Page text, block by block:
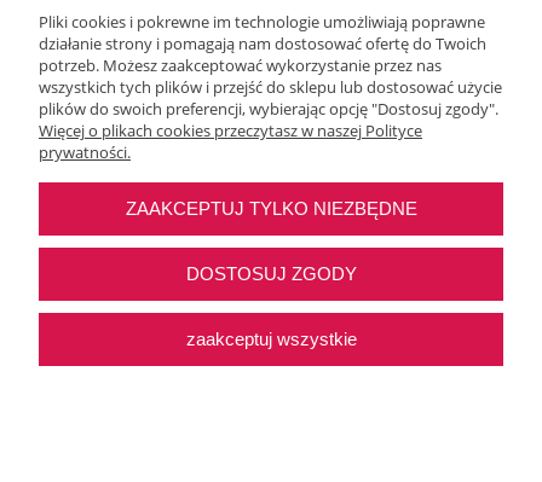
Moje konto
O nas
Najczęstsze pytania
Pomoc
Pliki cookies i pokrewne im technologie umożliwiają poprawne
działanie strony i pomagają nam dostosować ofertę do Twoich
potrzeb. Możesz zaakceptować wykorzystanie przez nas
wszystkich tych plików i przejść do sklepu lub dostosować użycie
plików do swoich preferencji, wybierając opcję "Dostosuj zgody".
Więcej o plikach cookies przeczytasz w naszej Polityce
prywatności.
ZAAKCEPTUJ TYLKO NIEZBĘDNE
DOSTOSUJ ZGODY
zaakceptuj wszystkie